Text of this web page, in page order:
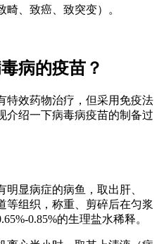
畸、致癌、致突变）。
病的疫苗？
特效药物治疗，但采用免疫法
介绍一下病毒病疫苗的制备过
显病症的病鱼，取出肝、
等组织，称重、剪碎后在匀浆
0.85%的生理盐水稀释。